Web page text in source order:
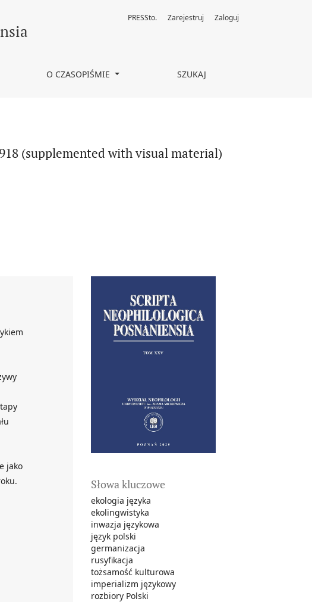
O CZASOPIŚMIE SZUKAJ
PRESSto. Zarejestruj Zaloguj
(supplemented with visual material)
Słowa kluczowe
ekologia języka
ekolingwistyka
inwazja językowa
język polski
germanizacja
rusyfikacja
tożsamość kulturowa
imperializm językowy
rozbiory Polski
jako